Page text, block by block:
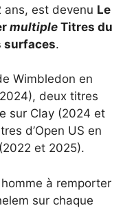
est devenu Le
multiple Titres du
surfaces.
Wimbledon en
deux titres
sur Clay (2024 et
d’Open US en
et 2025).
à remporter
sur chaque